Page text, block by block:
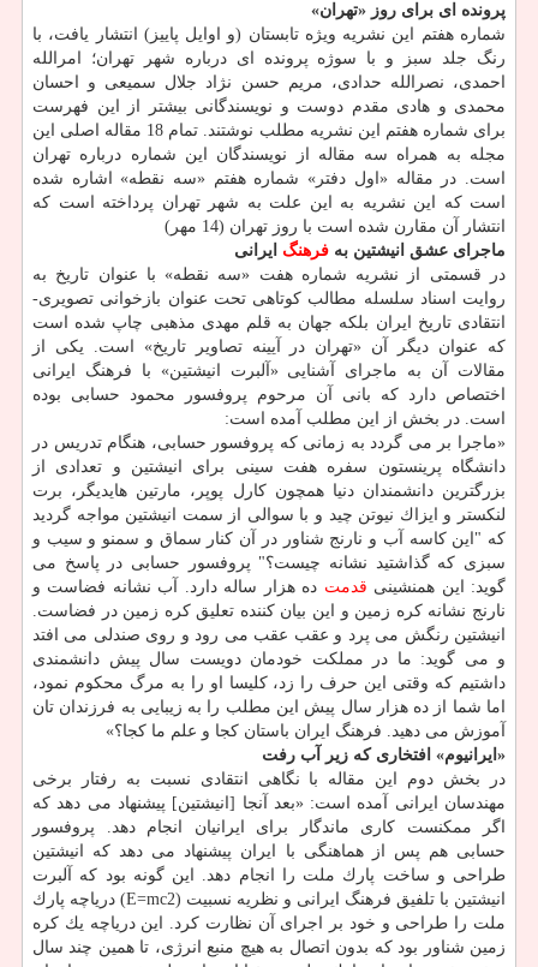
پرونده ای برای روز «تهران»
شماره هفتم این نشریه ویژه تابستان (و اوایل پاییز) انتشار یافت، با
رنگ جلد سبز و با سوژه پرونده ای درباره شهر تهران؛ امرالله
احمدی، نصرالله حدادی، مریم حسن نژاد جلال سمیعی و احسان
محمدی و هادی مقدم دوست و نویسندگانی بیشتر از این فهرست
برای شماره هفتم این نشریه مطلب نوشتند. تمام 18 مقاله اصلی این
مجله به همراه سه مقاله از نویسندگان این شماره درباره تهران
است. در مقاله «اول دفتر» شماره هفتم «سه نقطه» اشاره شده
است كه این نشریه به این علت به شهر تهران پرداخته است كه
انتشار آن مقارن شده است با روز تهران (14 مهر)
ماجرای عشق انیشتین به فرهنگ ایرانی
در قسمتی از نشریه شماره هفت «سه نقطه» با عنوان تاریخ به
روایت اسناد سلسله مطالب كوتاهی تحت عنوان بازخوانی تصویری-
انتقادی تاریخ ایران بلكه جهان به قلم مهدی مذهبی چاپ شده است
كه عنوان دیگر آن «تهران در آیینه تصاویر تاریخ» است. یكی از
مقالات آن به ماجرای آشنایی «آلبرت انیشتین» با فرهنگ ایرانی
اختصاص دارد كه بانی آن مرحوم پروفسور محمود حسابی بوده
است. در بخش از این مطلب آمده است:
«ماجرا بر می گردد به زمانی كه پروفسور حسابی، هنگام تدریس در
دانشگاه پرینستون سفره هفت سینی برای انیشتین و تعدادی از
بزرگترین دانشمندان دنیا همچون كارل پوپر، مارتین هایدیگر، برت
لنكستر و ایزاك نیوتن چید و با سوالی از سمت انیشتین مواجه گردید
كه "این كاسه آب و نارنج شناور در آن كنار سماق و سمنو و سیب و
سبزی كه گذاشتید نشانه چیست؟" پروفسور حسابی در پاسخ می
گوید: این همنشینی قدمت ده هزار ساله دارد. آب نشانه فضاست و
نارنج نشانه كره زمین و این بیان كننده تعلیق كره زمین در فضاست.
انیشتین رنگش می پرد و عقب عقب می رود و روی صندلی می افتد
و می گوید: ما در مملكت خودمان دویست سال پیش دانشمندی
داشتیم كه وقتی این حرف را زد، كلیسا او را به مرگ محكوم نمود،
اما شما از ده هزار سال پیش این مطلب را به زیبایی به فرزندان تان
آموزش می دهید. فرهنگ ایران باستان كجا و علم ما كجا؟»
«ایرانیوم» افتخاری كه زیر آب رفت
در بخش دوم این مقاله با نگاهی انتقادی نسبت به رفتار برخی
مهندسان ایرانی آمده است: «بعد آنجا [انیشتین] پیشنهاد می دهد كه
اگر ممكنست كاری ماندگار برای ایرانیان انجام دهد. پروفسور
حسابی هم پس از هماهنگی با ایران پیشنهاد می دهد كه انیشتین
طراحی و ساخت پارك ملت را انجام دهد. این گونه بود كه آلبرت
انیشتین با تلفیق فرهنگ ایرانی و نظریه نسبیت (E=mc2) دریاچه پارك
ملت را طراحی و خود بر اجرای آن نظارت كرد. این دریاچه یك كره
زمین شناور بود كه بدون اتصال به هیچ منبع انرژی، تا همین چند سال